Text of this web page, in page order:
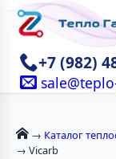
+7 (982)
→ Каталог
→ Vicarb